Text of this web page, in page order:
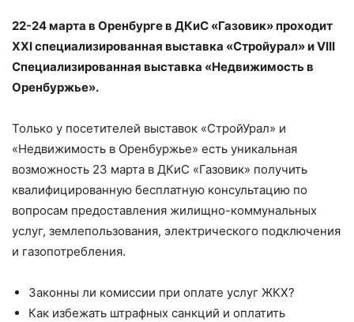
22-24 марта в Оренбурге в ДКиС «Газовик» проходит
XХI специализированная выставка «Стройурал» и VIII
Специализированная выставка «Недвижимость в
Оренбуржье».
Только у посетителей выставок «СтройУрал» и
«Недвижимость в Оренбуржье» есть уникальная
возможность 23 марта в ДКиС «Газовик» получить
квалифицированную бесплатную консультацию по
вопросам предоставления жилищно-коммунальных
услуг, землепользования, электрического подключения
и газопотребления.
Законны ли комиссии при оплате услуг ЖКХ?
Как избежать штрафных санкций и оплатить